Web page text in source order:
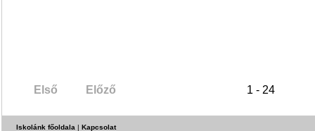
Első Előző 1 - 24
Iskolánk főoldala | Kapcsolat